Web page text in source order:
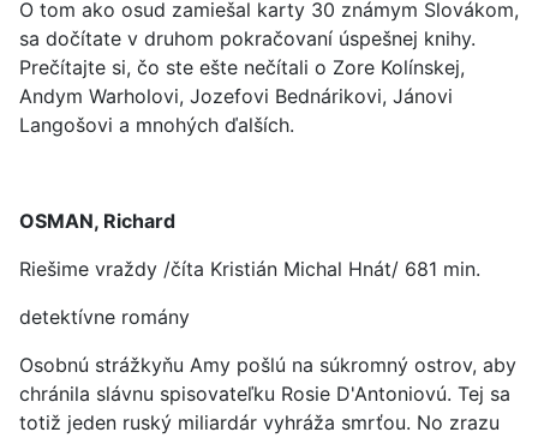
O tom ako osud zamiešal karty 30 známym Slovákom,
sa dočítate v druhom pokračovaní úspešnej knihy.
Prečítajte si, čo ste ešte nečítali o Zore Kolínskej,
Andym Warholovi, Jozefovi Bednárikovi, Jánovi
Langošovi a mnohých ďalších.
OSMAN, Richard
Riešime vraždy /číta Kristián Michal Hnát/ 681 min.
detektívne romány
Osobnú strážkyňu Amy pošlú na súkromný ostrov, aby
chránila slávnu spisovateľku Rosie D'Antoniovú. Tej sa
totiž jeden ruský miliardár vyhráža smrťou. No zrazu